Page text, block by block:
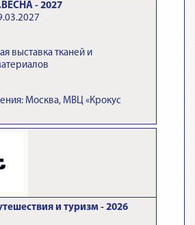
- 2027
выставка тканей и
Москва, МВЦ «Крокус
и туризм - 2026